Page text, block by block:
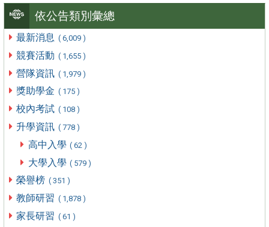
依公告類別彙總
最新消息 ( 6,009 )
競賽活動 ( 1,655 )
營隊資訊 ( 1,979 )
獎助學金 ( 175 )
校內考試 ( 108 )
升學資訊 ( 778 )
高中入學 ( 62 )
大學入學 ( 579 )
榮譽榜 ( 351 )
教師研習 ( 1,878 )
家長研習 ( 61 )